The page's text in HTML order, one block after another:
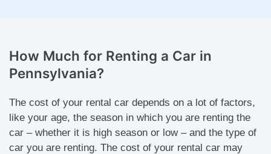
How Much for Renting a Car in
Pennsylvania?
The cost of your rental car depends on a lot of factors,
like your age, the season in which you are renting the
car – whether it is high season or low – and the type of
car you are renting. The cost of your rental car may